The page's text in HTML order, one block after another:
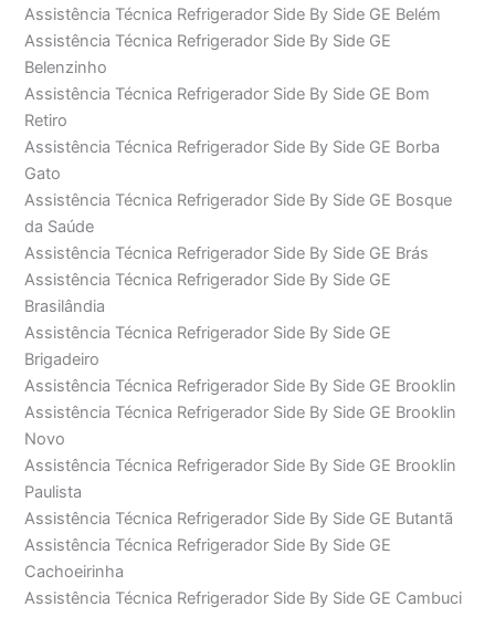
Assistência Técnica Refrigerador Side By Side GE Belém
Assistência Técnica Refrigerador Side By Side GE
Belenzinho
Assistência Técnica Refrigerador Side By Side GE Bom
Retiro
Assistência Técnica Refrigerador Side By Side GE Borba
Gato
Assistência Técnica Refrigerador Side By Side GE Bosque
da Saúde
Assistência Técnica Refrigerador Side By Side GE Brás
Assistência Técnica Refrigerador Side By Side GE
Brasilândia
Assistência Técnica Refrigerador Side By Side GE
Brigadeiro
Assistência Técnica Refrigerador Side By Side GE Brooklin
Assistência Técnica Refrigerador Side By Side GE Brooklin
Novo
Assistência Técnica Refrigerador Side By Side GE Brooklin
Paulista
Assistência Técnica Refrigerador Side By Side GE Butantã
Assistência Técnica Refrigerador Side By Side GE
Cachoeirinha
Assistência Técnica Refrigerador Side By Side GE Cambuci